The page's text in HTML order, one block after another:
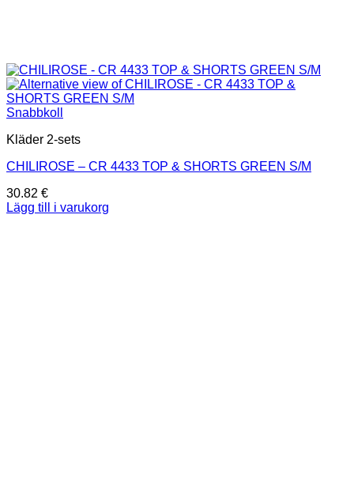
Snabbkoll
Kläder 2-sets
CHILIROSE – CR 4433 TOP & SHORTS GREEN S/M
30.82 €
Lägg till i varukorg